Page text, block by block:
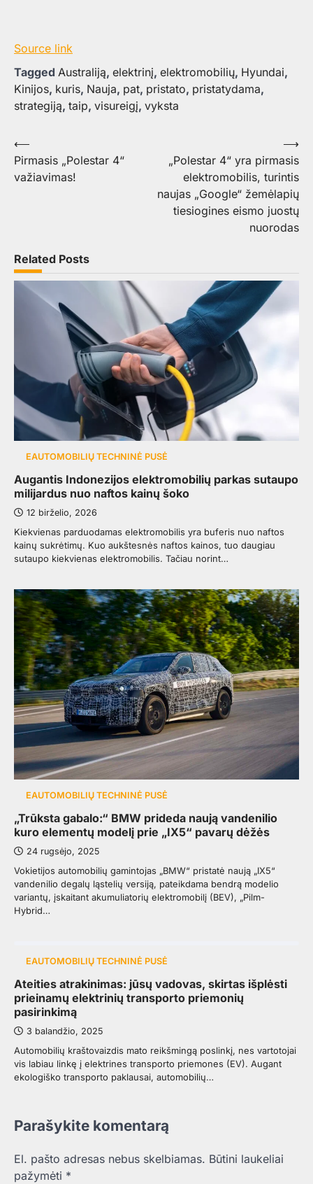
Source link
Tagged Australiją, elektrinį, elektromobilių, Hyundai,
Kinijos, kuris, Nauja, pat, pristato, pristatydama,
strategiją, taip, visureigį, vyksta
Navigacija
tarp
⟵
Pirmasis „Polestar 4“
važiavimas!
„Polestar 4“ yra pirmasis
elektromobilis, turintis
naujas „Google“ žemėlapių
tiesiogines eismo juostų
nuorodas
⟶
Related Posts
EAUTOMOBILIŲ TECHNINĖ PUSĖ
Augantis Indonezijos elektromobilių parkas sutaupo
milijardus nuo naftos kainų šoko
12 birželio, 2026
Kiekvienas parduodamas elektromobilis yra buferis nuo naftos
kainų sukrėtimų. Kuo aukštesnės naftos kainos, tuo daugiau
sutaupo kiekvienas elektromobilis. Tačiau norint…
EAUTOMOBILIŲ TECHNINĖ PUSĖ
„Trūksta gabalo:“ BMW prideda naują vandenilio
kuro elementų modelį prie „IX5“ pavarų dėžės
24 rugsėjo, 2025
Vokietijos automobilių gamintojas „BMW“ pristatė naują „IX5“
vandenilio degalų ląstelių versiją, pateikdama bendrą modelio
variantų, įskaitant akumuliatorių elektromobilį (BEV), „Pilm-
Hybrid…
EAUTOMOBILIŲ TECHNINĖ PUSĖ
Ateities atrakinimas: jūsų vadovas, skirtas išplėsti
prieinamų elektrinių transporto priemonių
pasirinkimą
3 balandžio, 2025
Automobilių kraštovaizdis mato reikšmingą poslinkį, nes vartotojai
vis labiau linkę į elektrines transporto priemones (EV). Augant
ekologiško transporto paklausai, automobilių…
Parašykite komentarą
El. pašto adresas nebus skelbiamas. Būtini laukeliai
pažymėti *